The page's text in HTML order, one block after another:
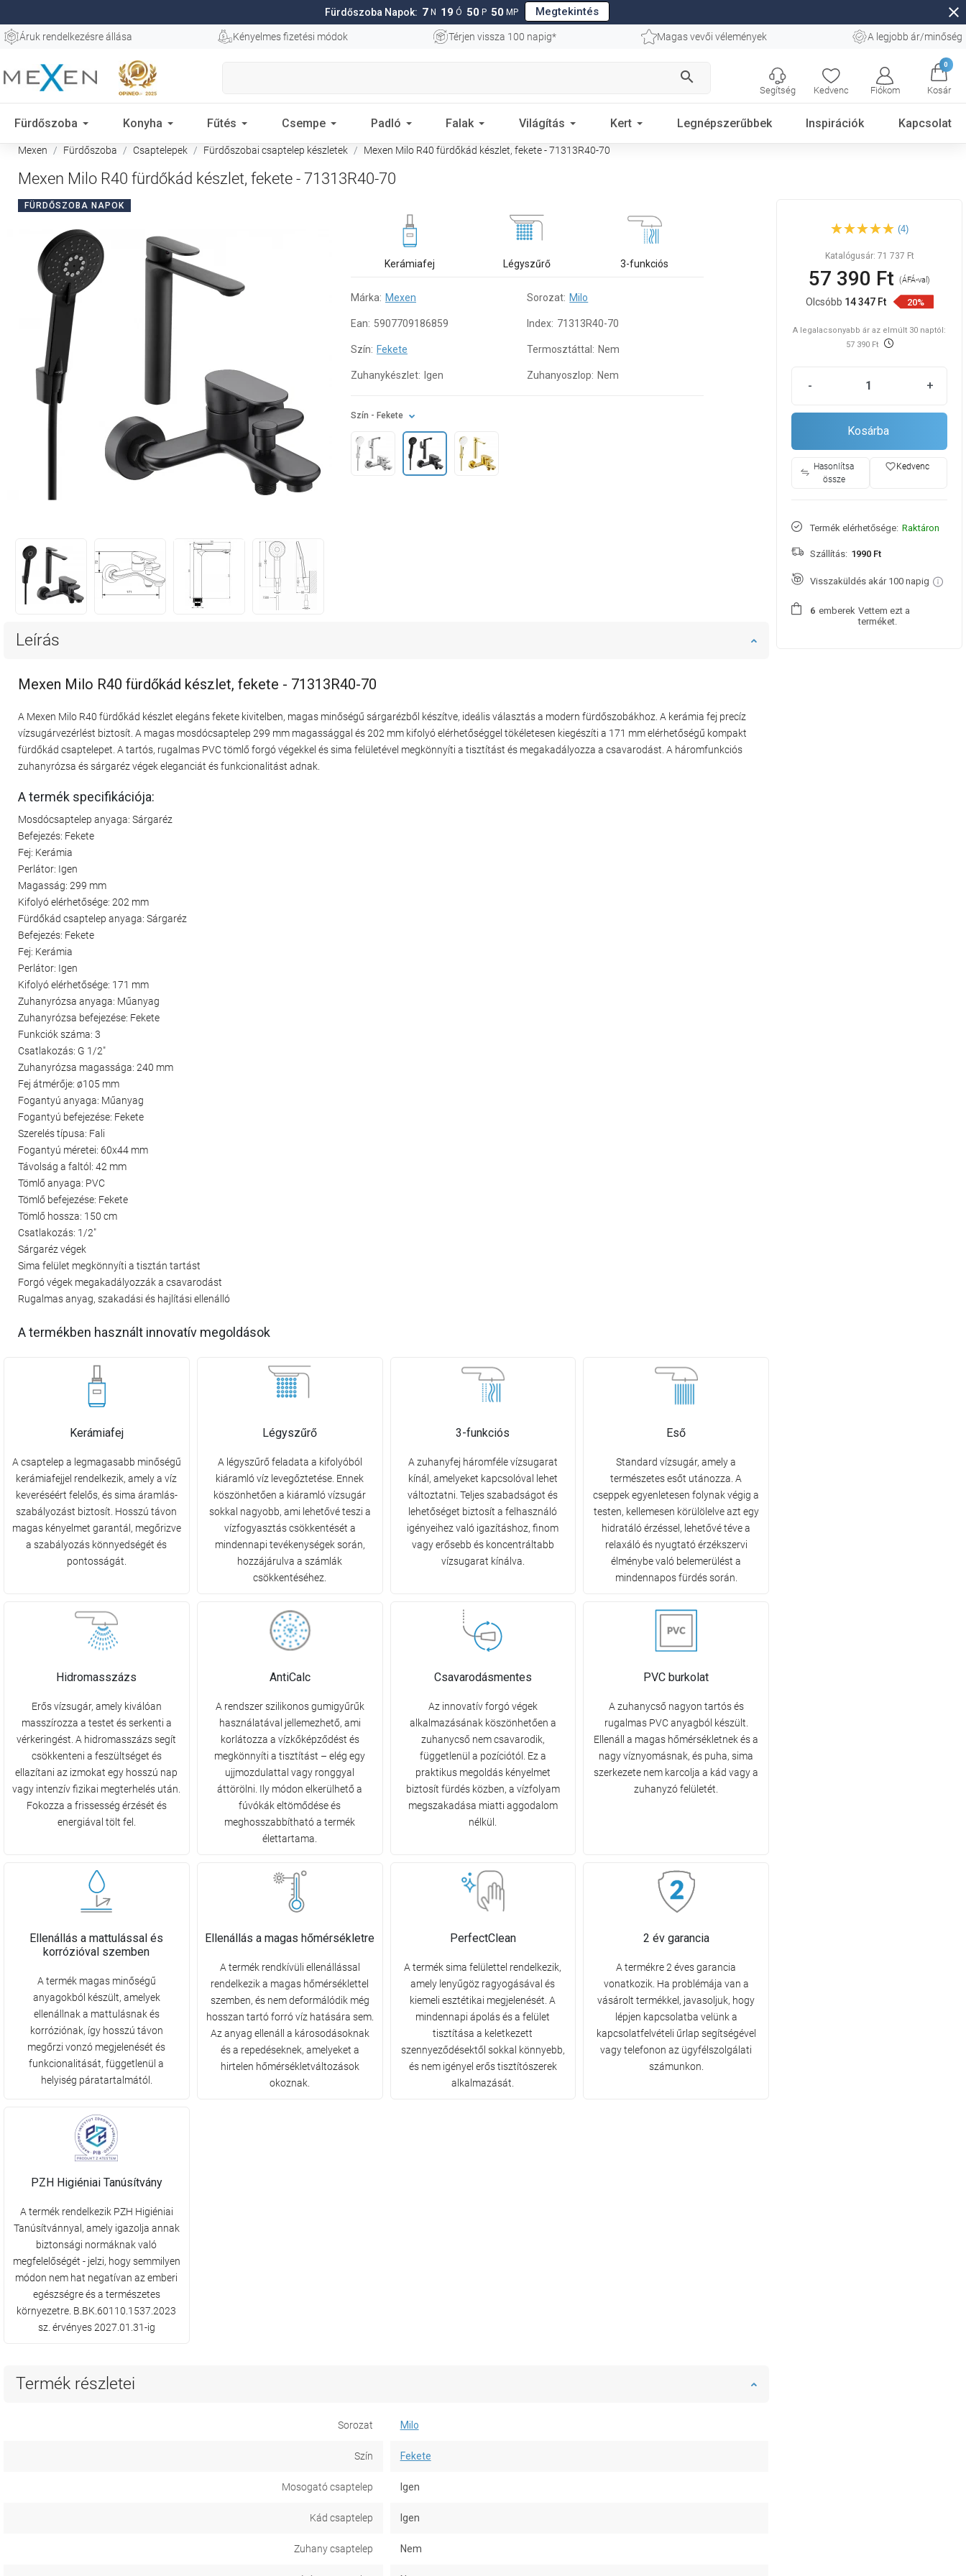
Fürdőszoba Napok: 7 N 19 Ó 50 P 49 MP Megtekintés close
Áruk rendelkezésre állása Kényelmes fizetési módok Térjen vissza 100 napig* Magas vevői vélemények A legjobb ár/minőség
search
Kedvenc Fiókom
0
Kosár
Segítség
Fürdőszoba Konyha Fűtés Csempe Padló Falak Világítás Kert Legnépszerűbbek Inspirációk Kapcsolat
Mexen Fürdőszoba Csaptelepek Fürdőszobai csaptelep készletek Mexen Milo R40 fürdőkád készlet, fekete - 71313R40-70
Mexen Milo R40 fürdőkád készlet, fekete - 71313R40-70
FÜRDŐSZOBA NAPOK
Kerámiafej Légyszűrő 3-funkciós
Márka: Mexen Sorozat: Milo
Ean: 5907709186859 Index: 71313R40-70
Szín: Fekete Termosztáttal: Nem
Zuhanykészlet: Igen Zuhanyoszlop: Nem
Szín - Fekete
Leírás
Mexen Milo R40 fürdőkád készlet, fekete - 71313R40-70
A Mexen Milo R40 fürdőkád készlet elegáns fekete kivitelben, magas minőségű sárgarézből készítve, ideális választás a modern fürdőszobákhoz. A kerámia fej precíz
vízsugárvezérlést biztosít. A magas mosdócsaptelep 299 mm magassággal és 202 mm kifolyó elérhetőséggel tökéletesen kiegészíti a 171 mm elérhetőségű kompakt
fürdőkád csaptelepet. A tartós, rugalmas PVC tömlő forgó végekkel és sima felületével megkönnyíti a tisztítást és megakadályozza a csavarodást. A háromfunkciós
zuhanyrózsa és sárgaréz végek eleganciát és funkcionalitást adnak.
A termék specifikációja:
Mosdócsaptelep anyaga: Sárgaréz
Befejezés: Fekete
Fej: Kerámia
Perlátor: Igen
Magasság: 299 mm
Kifolyó elérhetősége: 202 mm
Fürdőkád csaptelep anyaga: Sárgaréz
Befejezés: Fekete
Fej: Kerámia
Perlátor: Igen
Kifolyó elérhetősége: 171 mm
Zuhanyrózsa anyaga: Műanyag
Zuhanyrózsa befejezése: Fekete
Funkciók száma: 3
Csatlakozás: G 1/2"
Zuhanyrózsa magassága: 240 mm
Fej átmérője: ø105 mm
Fogantyú anyaga: Műanyag
Fogantyú befejezése: Fekete
Szerelés típusa: Fali
Fogantyú méretei: 60x44 mm
Távolság a faltól: 42 mm
Tömlő anyaga: PVC
Tömlő befejezése: Fekete
Tömlő hossza: 150 cm
Csatlakozás: 1/2"
Sárgaréz végek
Sima felület megkönnyíti a tisztán tartást
Forgó végek megakadályozzák a csavarodást
Rugalmas anyag, szakadási és hajlítási ellenálló
A termékben használt innovatív megoldások
Kerámiafej
A csaptelep a legmagasabb minőségű
kerámiafejjel rendelkezik, amely a víz
keveréséért felelős, és sima áramlás-
szabályozást biztosít. Hosszú távon
magas kényelmet garantál, megőrizve
a szabályozás könnyedségét és
pontosságát.
Légyszűrő
A légyszűrő feladata a kifolyóból
kiáramló víz levegőztetése. Ennek
köszönhetően a kiáramló vízsugár
sokkal nagyobb, ami lehetővé teszi a
vízfogyasztás csökkentését a
mindennapi tevékenységek során,
hozzájárulva a számlák
csökkentéséhez.
3-funkciós
A zuhanyfej háromféle vízsugarat
kínál, amelyeket kapcsolóval lehet
változtatni. Teljes szabadságot és
lehetőséget biztosít a felhasználó
igényeihez való igazításhoz, finom
vagy erősebb és koncentráltabb
vízsugarat kínálva.
Eső
Standard vízsugár, amely a
természetes esőt utánozza. A
cseppek egyenletesen folynak végig a
testen, kellemesen körülölelve azt egy
hidratáló érzéssel, lehetővé téve a
relaxáló és nyugtató érzékszervi
élménybe való belemerülést a
mindennapos fürdés során.
Hidromasszázs
Erős vízsugár, amely kiválóan
masszírozza a testet és serkenti a
vérkeringést. A hidromasszázs segít
csökkenteni a feszültséget és
ellazítani az izmokat egy hosszú nap
vagy intenzív fizikai megterhelés után.
Fokozza a frissesség érzését és
energiával tölt fel.
AntiCalc
A rendszer szilikonos gumigyűrűk
használatával jellemezhető, ami
korlátozza a vízkőképződést és
megkönnyíti a tisztítást – elég egy
ujjmozdulattal vagy ronggyal
áttörölni. Ily módon elkerülhető a
fúvókák eltömődése és
meghosszabbítható a termék
élettartama.
Csavarodásmentes
Az innovatív forgó végek
alkalmazásának köszönhetően a
zuhanycső nem csavarodik,
függetlenül a pozíciótól. Ez a
praktikus megoldás kényelmet
biztosít fürdés közben, a vízfolyam
megszakadása miatti aggodalom
nélkül.
PVC burkolat
A zuhanycső nagyon tartós és
rugalmas PVC anyagból készült.
Ellenáll a magas hőmérsékletnek és a
nagy víznyomásnak, és puha, sima
szerkezete nem karcolja a kád vagy a
zuhanyzó felületét.
Ellenállás a mattulással és
korrózióval szemben
A termék magas minőségű
anyagokból készült, amelyek
ellenállnak a mattulásnak és
korróziónak, így hosszú távon
megőrzi vonzó megjelenését és
funkcionalitását, függetlenül a
helyiség páratartalmától.
Ellenállás a magas hőmérsékletre
A termék rendkívüli ellenállással
rendelkezik a magas hőmérséklettel
szemben, és nem deformálódik még
hosszan tartó forró víz hatására sem.
Az anyag ellenáll a károsodásoknak
és a repedéseknek, amelyeket a
hirtelen hőmérsékletváltozások
okoznak.
PerfectClean
A termék sima felülettel rendelkezik,
amely lenyűgöz ragyogásával és
kiemeli esztétikai megjelenését. A
mindennapi ápolás és a felület
tisztítása a keletkezett
szennyeződésektől sokkal könnyebb,
és nem igényel erős tisztítószerek
alkalmazását.
2 év garancia
A termékre 2 éves garancia
vonatkozik. Ha problémája van a
vásárolt termékkel, javasoljuk, hogy
lépjen kapcsolatba velünk a
kapcsolatfelvételi űrlap segítségével
vagy telefonon az ügyfélszolgálati
számunkon.
PZH Higiéniai Tanúsítvány
A termék rendelkezik PZH Higiéniai
Tanúsítvánnyal, amely igazolja annak
biztonsági normáknak való
megfelelőségét - jelzi, hogy semmilyen
módon nem hat negatívan az emberi
egészségre és a természetes
környezetre. B.BK.60110.1537.2023
sz. érvényes 2027.01.31-ig
Termék részletei
Sorozat Milo
Szín Fekete
Mosogató csaptelep Igen
Kád csaptelep Igen
Zuhany csaptelep Nem
Mexen Milo R40 fürdőkád
készlet, fekete - 71313R40-70
(4)
Katalógusár: 71 737 Ft
57 390 Ft(ÁFÁ-val)
Olcsóbb 14 347 Ft 20%
A legalacsonyabb ár az elmúlt 30 naptól:
57 390 Ft
- +
Kosárba
Hasonlítsa
össze
favorite_borderKedvenc
Termék elérhetősége: Raktáron
Szállítás: 1990 Ft
Visszaküldés akár 100 napig
6 emberek Vettem ezt a
terméket.